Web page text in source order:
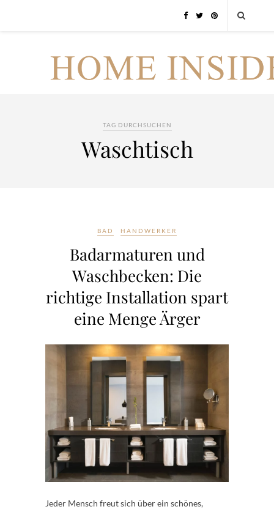
TAG DURCHSUCHEN
Waschtisch
BAD HANDWERKER
Badarmaturen und
Waschbecken: Die
richtige Installation spart
eine Menge Ärger
Jeder Mensch freut sich über ein schönes,